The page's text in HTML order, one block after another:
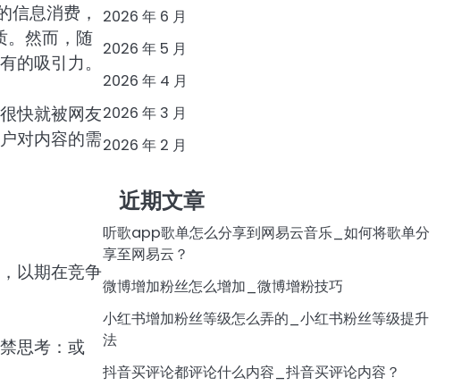
信息消费，
。然而，随
的吸引力。
快就被网友
对内容的需
以期在竞争
思考：或
2026 年 6 月
2026 年 5 月
2026 年 4 月
2026 年 3 月
2026 年 2 月
近期文章
听歌app歌单怎么分享到网易云音乐_如何将歌单分
享至网易云？
微博增加粉丝怎么增加_微博增粉技巧
小红书增加粉丝等级怎么弄的_小红书粉丝等级提升
法
抖音买评论都评论什么内容_抖音买评论内容？